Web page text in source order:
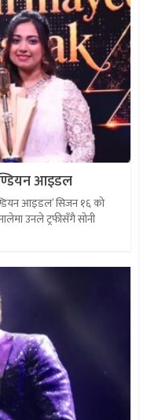
आइडल
आइडल’ सिजन १६ को
उनले ट्रफीसँगै सोनी